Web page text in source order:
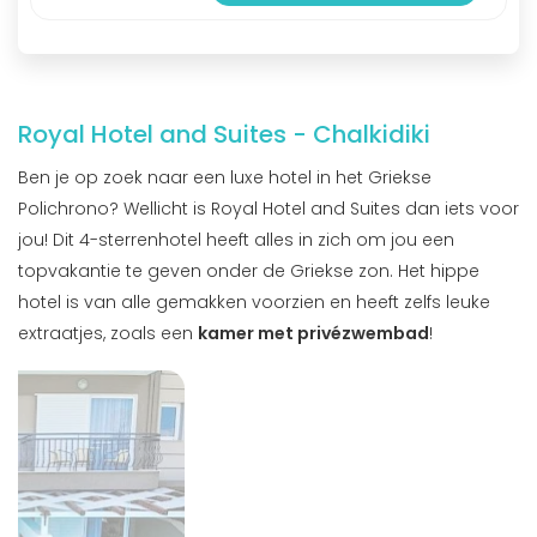
Royal Hotel and Suites - Chalkidiki
Ben je op zoek naar een luxe hotel in het Griekse
Polichrono? Wellicht is Royal Hotel and Suites dan iets voor
jou! Dit 4-sterrenhotel heeft alles in zich om jou een
topvakantie te geven onder de Griekse zon. Het hippe
hotel is van alle gemakken voorzien en heeft zelfs leuke
extraatjes, zoals een kamer met privézwembad!